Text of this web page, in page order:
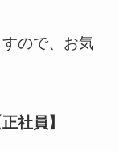
ので、お気
社員】